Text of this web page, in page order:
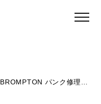
BROMPTON パンク修理講習会